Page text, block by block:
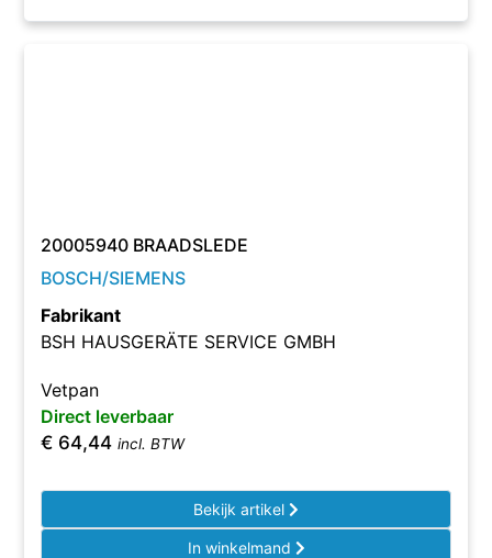
20005940 BRAADSLEDE
BOSCH/SIEMENS
Fabrikant
BSH HAUSGERÄTE SERVICE GMBH
Vetpan
Direct leverbaar
€ 64,44 incl. BTW
Bekijk artikel
In winkelmand